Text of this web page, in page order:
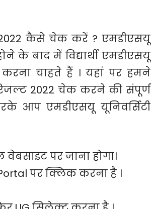
2022 कैसे चेक करें ? एमडीएसयू
के बाद में विद्यार्थी एमडीएसयू
करना चाहते हैं । यहां पर हमने
2022 चेक करने की संपूर्ण
आप एमडीएसयू यूनिवर्सिटी
पर जाना होगा।
पर क्लिक करना है ।